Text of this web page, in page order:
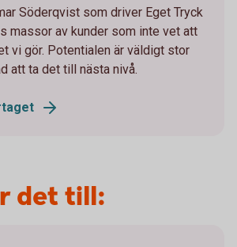
Söderqvist som driver Eget Tryck
massor av kunder som inte vet att
vi gör. Potentialen är väldigt stor
att ta det till nästa nivå.
det till: